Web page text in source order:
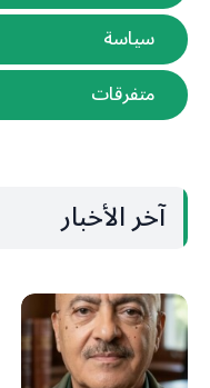
سياسة
متفرقات
آخر الأخبار